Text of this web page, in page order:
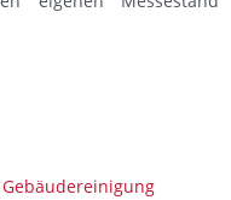
Gebäudereinigung